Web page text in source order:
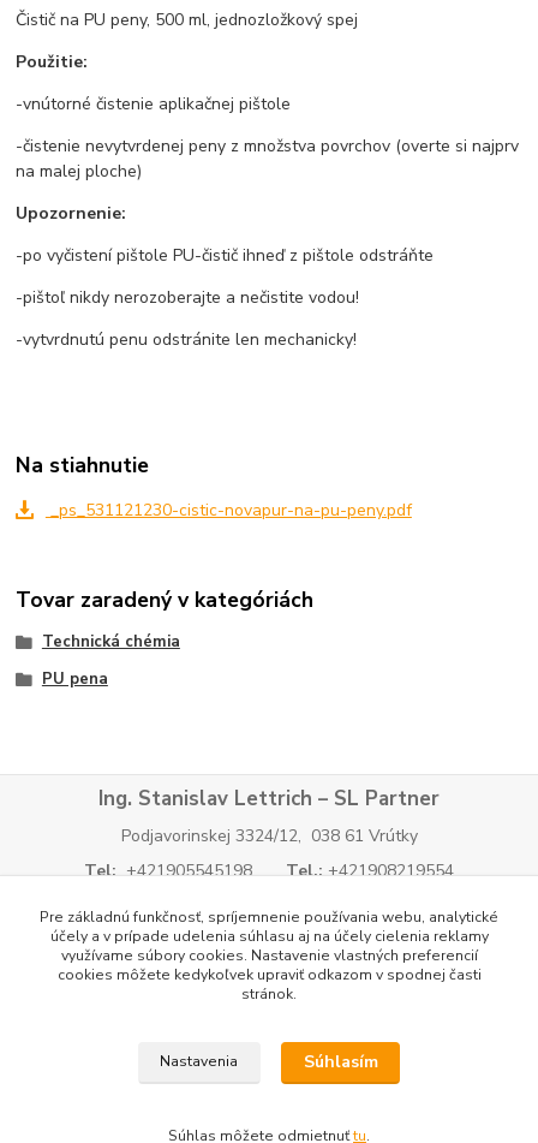
Čistič na PU peny, 500 ml, jednozložkový spej
Použitie:
-vnútorné čistenie aplikačnej pištole
-čistenie nevytvrdenej peny z množstva povrchov (overte si najprv
na malej ploche)
Upozornenie:
-po vyčistení pištole PU-čistič ihneď z pištole odstráňte
-pištoľ nikdy nerozoberajte a nečistite vodou!
-vytvrdnutú penu odstránite len mechanicky!
Na stiahnutie
_ps_531121230-cistic-novapur-na-pu-peny.pdf
Tovar zaradený v kategóriách
Technická chémia
PU pena
Ing. Stanislav Lettrich – SL Partner
Podjavorinskej 3324/12, 038 61 Vrútky
Tel:+421905545198Tel.:+421908219554
E-mail:
info@slpartner-tools.sk
E-mail:
slpartner@slpartner-tools.sk
E-mail: tools@slpartner-
tools.sk
34 701 494IČ DPH:
Pre základnú funkčnosť, spríjemnenie používania webu, analytické
účely a v prípade udelenia súhlasu aj na účely cielenia reklamy
využívame súbory cookies. Nastavenie vlastných preferencií
cookies môžete kedykoľvek upraviť odkazom v spodnej časti
stránok.
Nastavenia Súhlasím
Súhlas môžete odmietnuťtu.